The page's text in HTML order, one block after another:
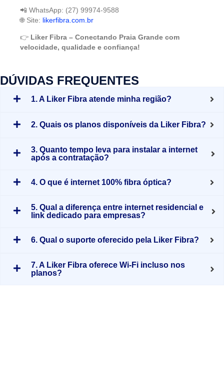
📲 WhatsApp: (27) 99974-9588
🌐 Site: likerfibra.com.br
👉 Liker Fibra – Conectando Praia Grande com
velocidade, qualidade e confiança!
DÚVIDAS FREQUENTES
1. A Liker Fibra atende minha região?
2. Quais os planos disponíveis da Liker Fibra?
3. Quanto tempo leva para instalar a internet
após a contratação?
4. O que é internet 100% fibra óptica?
5. Qual a diferença entre internet residencial e
link dedicado para empresas?
6. Qual o suporte oferecido pela Liker Fibra?
7. A Liker Fibra oferece Wi-Fi incluso nos
planos?